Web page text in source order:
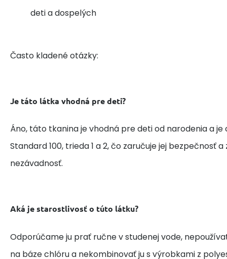
deti a dospelých
Často kladené otázky:
Je táto látka vhodná pre deti?
Áno, táto tkanina je vhodná pre deti od narodenia a
Standard 100, trieda 1 a 2, čo zaručuje jej bezpečnosť
nezávadnosť.
Aká je starostlivosť o túto látku?
Odporúčame ju prať ručne v studenej vode,
na báze chlóru a nekombinovať ju s výrobkami z